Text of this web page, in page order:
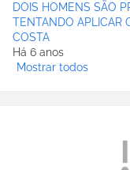
DOIS HOMENS SÃO
TENTANDO APLICAR
COSTA
Há 6 anos
Mostrar todos